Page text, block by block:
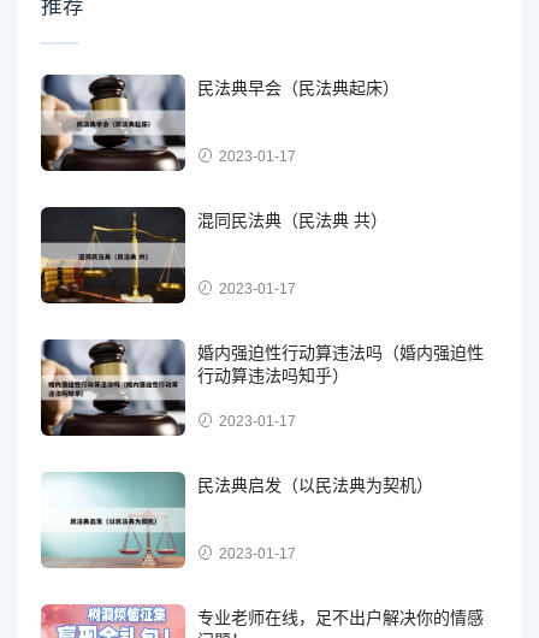
推荐
民法典早会（民法典起床）
2023-01-17
混同民法典（民法典 共）
2023-01-17
婚内强迫性行动算违法吗（婚内强迫性
行动算违法吗知乎）
2023-01-17
民法典启发（以民法典为契机）
2023-01-17
专业老师在线，足不出户解决你的情感